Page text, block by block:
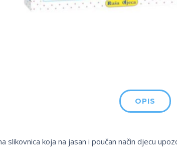
OPIS
slikovnica koja na jasan i poučan način djecu